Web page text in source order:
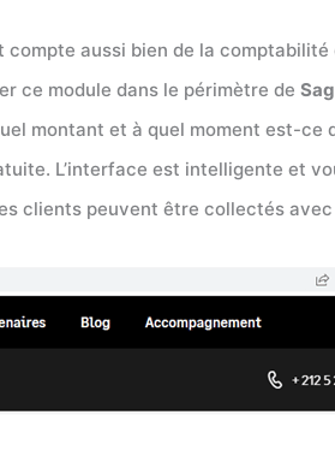
aussi bien de la comptabilité
ce module dans le périmètre de
montant et à quel moment est-
L’interface est intelligente et
clients peuvent être collectés